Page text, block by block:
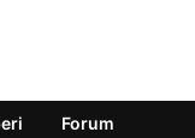
Forum